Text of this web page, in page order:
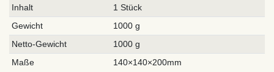
Inhalt
1 Stück
Gewicht
1000 g
Netto-Gewicht
1000 g
Maße
140×140×200mm